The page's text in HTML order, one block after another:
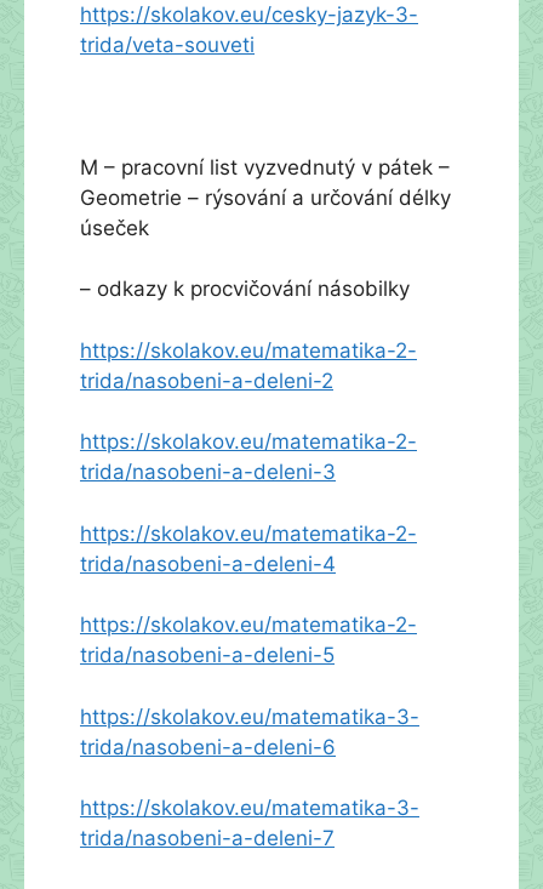
https://skolakov.eu/cesky-jazyk-3-
trida/veta-souveti
M – pracovní list vyzvednutý v pátek –
Geometrie – rýsování a určování délky
úseček
– odkazy k procvičování násobilky
https://skolakov.eu/matematika-2-
trida/nasobeni-a-deleni-2
https://skolakov.eu/matematika-2-
trida/nasobeni-a-deleni-3
https://skolakov.eu/matematika-2-
trida/nasobeni-a-deleni-4
https://skolakov.eu/matematika-2-
trida/nasobeni-a-deleni-5
https://skolakov.eu/matematika-3-
trida/nasobeni-a-deleni-6
https://skolakov.eu/matematika-3-
trida/nasobeni-a-deleni-7